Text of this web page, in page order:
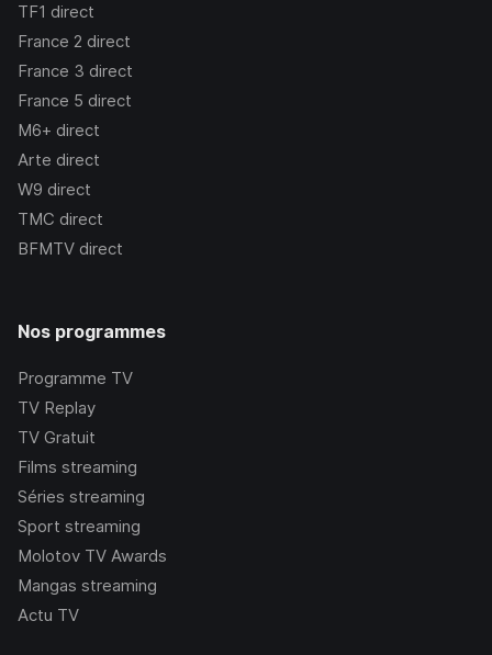
TF1 direct
France 2 direct
France 3 direct
France 5 direct
M6+ direct
Arte direct
W9 direct
TMC direct
BFMTV direct
Nos programmes
Programme TV
TV Replay
TV Gratuit
Films streaming
Séries streaming
Sport streaming
Molotov TV Awards
Mangas streaming
Actu TV